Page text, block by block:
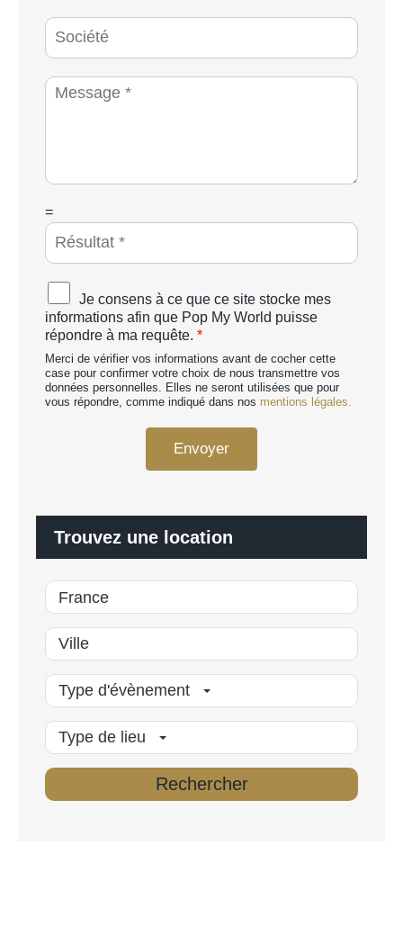
é
h
o
S
c
iM
g
*
C
A
T
C
H
A
p
e
r
s
o
s
=
A
c
c
o
r
d
R
Je consens à ce que ce site stocke mes
informations afin que Pop My World puisse
répondre à ma requête. *
Merci de vérifier vos informations avant de cocher cette
case pour confirmer votre choix de nous transmettre vos
données personnelles. Elles ne seront utilisées que pour
vous répondre, comme indiqué dans nos mentions légales.
Envoyer
Trouvez une location
Type d'évènement
Type de lieu